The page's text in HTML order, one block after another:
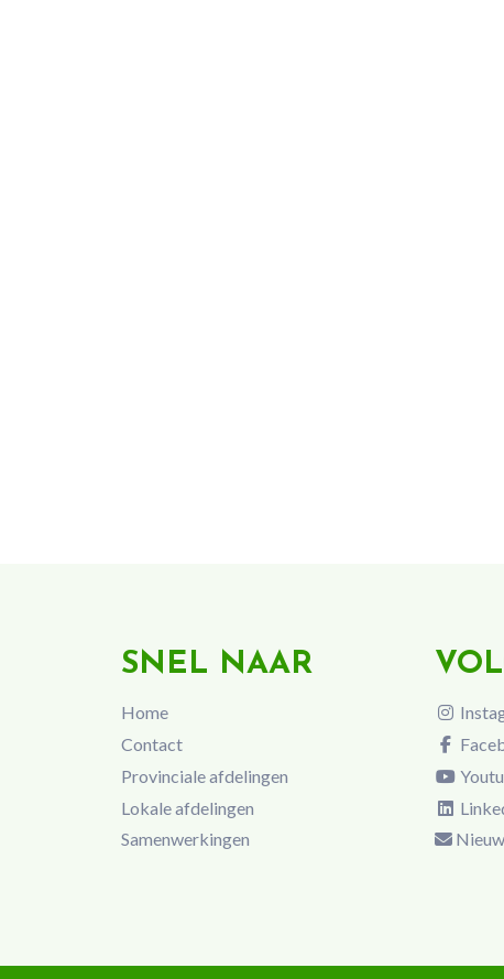
SNEL NAAR
Home
Contact
Provinciale afdelingen
Lokale afdelingen
Samenwerkingen